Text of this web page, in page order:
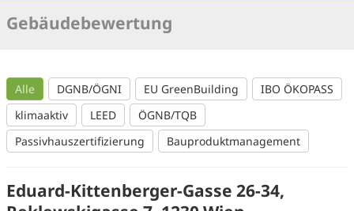
Gebäudebewertung
Alle DGNB/ÖGNI EU GreenBuilding
IBO ÖKOPASS
klimaaktiv
LEED
ÖGNB/TQB
Passivhauszertifizierung
Bauproduktmanagement
Eduard-Kittenberger-Gasse 26-34,